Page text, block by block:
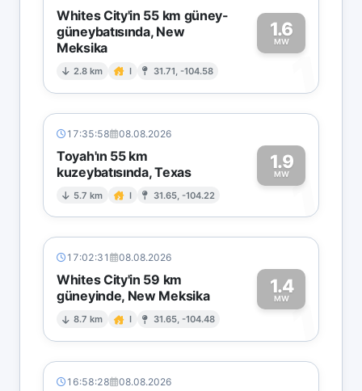
Whites City'in 55 km güney-
güneybatısında, New
Meksika
2.8 km I 31.71, -104.58
1.6
MW
1
17:35:58 08.08.2026
Toyah'ın 55 km
kuzeybatısında, Texas
5.7 km I 31.65, -104.22
1.9
MW1
17:02:31 08.08.2026
Whites City'in 59 km
güneyinde, New Meksika
8.7 km I 31.65, -104.48
1.4
MW1
16:58:28 08.08.2026